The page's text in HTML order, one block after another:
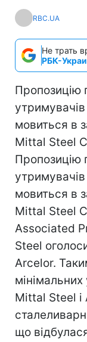
RBC.UA
Не трать
РБК-
Пропозицію
мовиться в
Mittal Steel
Пропозицію
мовиться в
Mittal Steel
Associated
Steel
Arcelor.
Mittal Steel
що